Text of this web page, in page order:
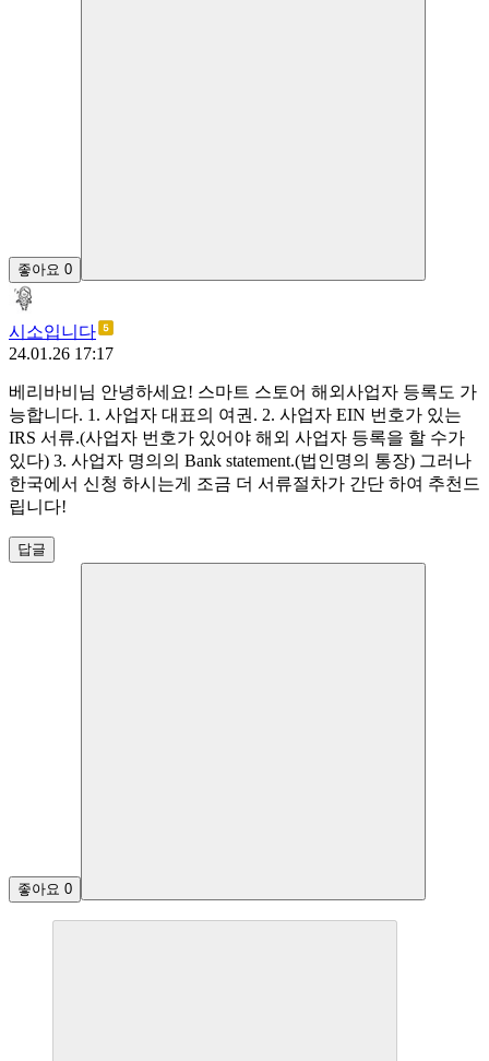
좋아요 0
시소입니다
24.01.26 17:17
베리바비님 안녕하세요! 스마트 스토어 해외사업자 등록도 가
능합니다. 1. 사업자 대표의 여권. 2. 사업자 EIN 번호가 있는
IRS 서류.(사업자 번호가 있어야 해외 사업자 등록을 할 수가
있다) 3. 사업자 명의의 Bank statement.(법인명의 통장) 그러나
한국에서 신청 하시는게 조금 더 서류절차가 간단 하여 추천드
립니다!
답글
좋아요 0